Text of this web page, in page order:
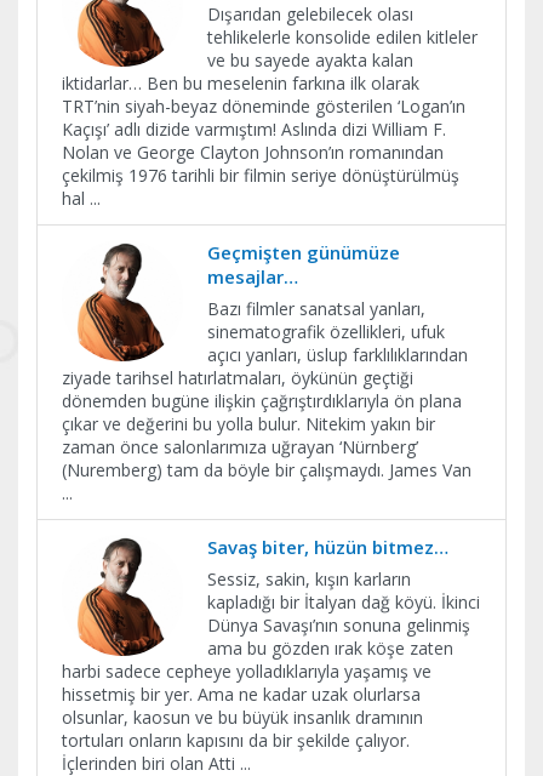
Dışarıdan gelebilecek olası
tehlikelerle konsolide edilen kitleler
ve bu sayede ayakta kalan
iktidarlar… Ben bu meselenin farkına ilk olarak
TRT’nin siyah-beyaz döneminde gösterilen ‘Logan’ın
Kaçışı’ adlı dizide varmıştım! Aslında dizi William F.
Nolan ve George Clayton Johnson’ın romanından
çekilmiş 1976 tarihli bir filmin seriye dönüştürülmüş
hal ...
Geçmişten günümüze
mesajlar…
Bazı filmler sanatsal yanları,
sinematografik özellikleri, ufuk
açıcı yanları, üslup farklılıklarından
ziyade tarihsel hatırlatmaları, öykünün geçtiği
dönemden bugüne ilişkin çağrıştırdıklarıyla ön plana
çıkar ve değerini bu yolla bulur. Nitekim yakın bir
zaman önce salonlarımıza uğrayan ‘Nürnberg’
(Nuremberg) tam da böyle bir çalışmaydı. James Van
...
Savaş biter, hüzün bitmez…
Sessiz, sakin, kışın karların
kapladığı bir İtalyan dağ köyü. İkinci
Dünya Savaşı’nın sonuna gelinmiş
ama bu gözden ırak köşe zaten
harbi sadece cepheye yolladıklarıyla yaşamış ve
hissetmiş bir yer. Ama ne kadar uzak olurlarsa
olsunlar, kaosun ve bu büyük insanlık dramının
tortuları onların kapısını da bir şekilde çalıyor.
İçlerinden biri olan Atti ...